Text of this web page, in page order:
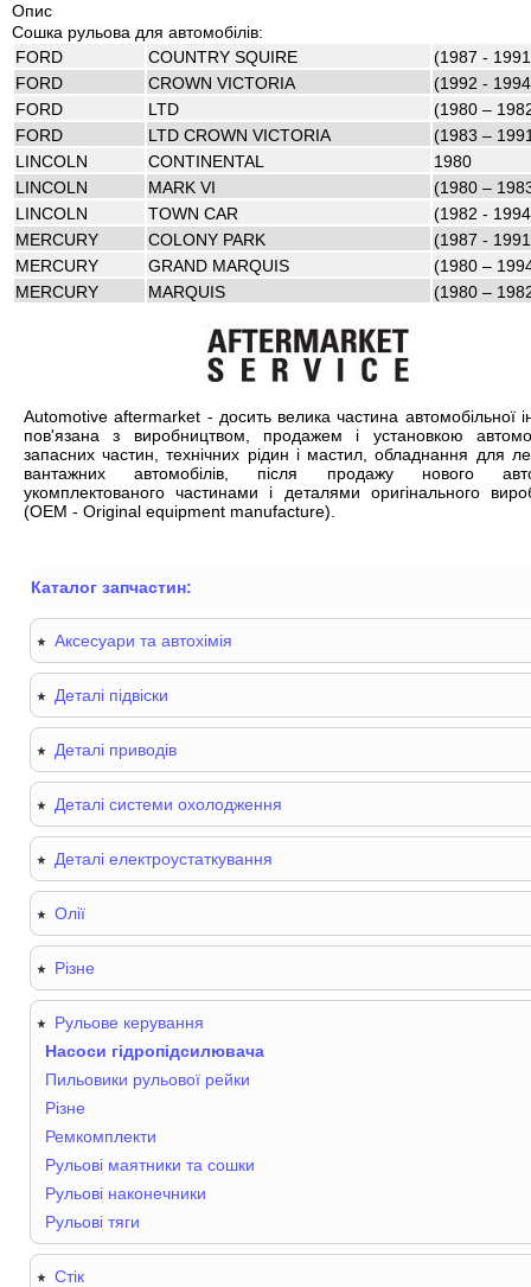
Опис
Сошка рульова для автомобілів:
FORD
COUNTRY SQUIRE
(1987 -
FORD
CROWN VICTORIA
(1992 -
FORD
LTD
(1980 –
FORD
LTD CROWN VICTORIA
(1983 –
LINCOLN
CONTINENTAL
1980
LINCOLN
MARK VI
(1980 –
LINCOLN
TOWN CAR
(1982 -
MERCURY
COLONY PARK
(1987 -
MERCURY
GRAND MARQUIS
(1980 –
MERCURY
MARQUIS (1980 –
Automotive aftermarket - досить велика частина автомобільної
пов'язана з виробництвом, продажем і установкою
запасних частин, технічних рідин і мастил, обладнання для
вантажних автомобілів, після продажу нового
укомплектованого частинами і деталями оригінального
(OEM - Original equipment manufacture).
Каталог запчастин:
Аксесуари та автохімія
Деталі підвіски
Деталі приводів
Деталі системи охолодження
Деталі електроустаткування
Олії
Різне
Рульове керування
Насоси гідропідсилювача
Пильовики рульової рейки
Різне
Ремкомплекти
Рульові маятники та сошки
Рульові наконечники
Рульові тяги
Стік